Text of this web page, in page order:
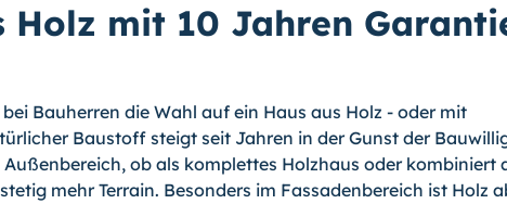
Holz mit 10 Jahren
Bauherren die Wahl auf ein Haus aus Holz - oder mit
Baustoff steigt seit Jahren in der Gunst der
ob als komplettes Holzhaus oder kombiniert
mehr Terrain. Besonders im Fassadenbereich ist Holz